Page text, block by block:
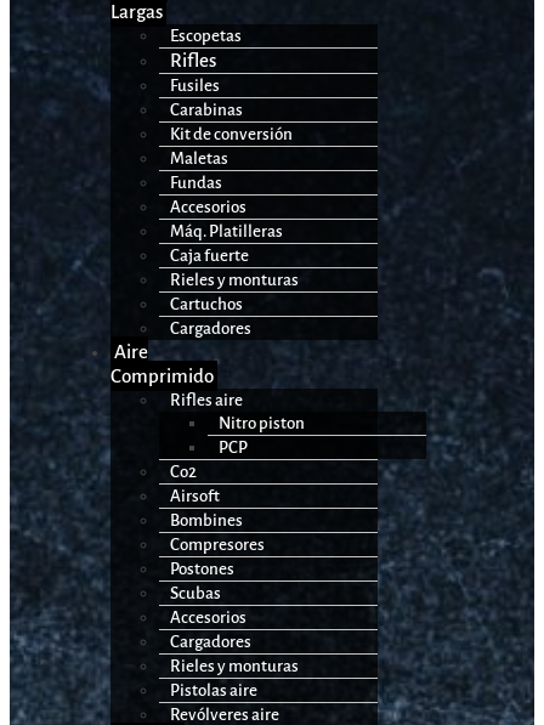
Largas
Escopetas
Rifles
Fusiles
Carabinas
Kit de conversión
Maletas
Fundas
Accesorios
Máq. Platilleras
Caja fuerte
Rieles y monturas
Cartuchos
Cargadores
Aire
Comprimido
Rifles aire
Nitro piston
PCP
Co2
Airsoft
Bombines
Compresores
Postones
Scubas
Accesorios
Cargadores
Rieles y monturas
Pistolas aire
Revólveres aire